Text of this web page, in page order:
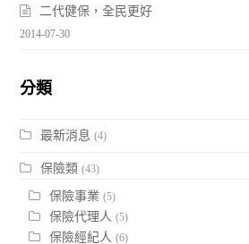
二代健保，全民更好
2014-07-30
分類
最新消息 (4)
保險類 (43)
保險事業 (5)
保險代理人 (5)
保險經紀人 (6)